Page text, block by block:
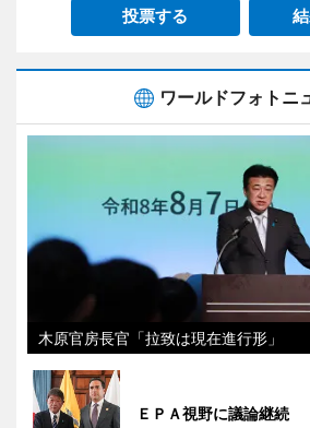
投票する
ワールドフォトニ
木原官房長官「拉致は現在進行形」
ＥＰＡ視野に議論継続